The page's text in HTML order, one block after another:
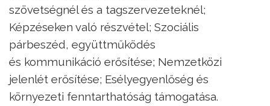
szövetségnél és a tagszervezeteknél;
Képzéseken való részvétel; Szociális
párbeszéd, együttműködés
és kommunikáció erősítése; Nemzetközi
jelenlét erősítése; Esélyegyenlőség és
környezeti fenntarthatóság támogatása.